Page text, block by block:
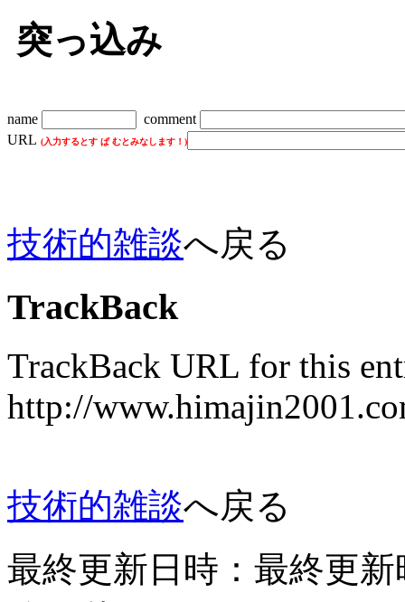
突っ込み
name
comment
URL (入力するとす ぱ むとみなします！)
技術的雑談へ戻る
TrackBack
TrackBack URL for this
http://
技術的雑談へ戻る
最終更新日時：最終更新